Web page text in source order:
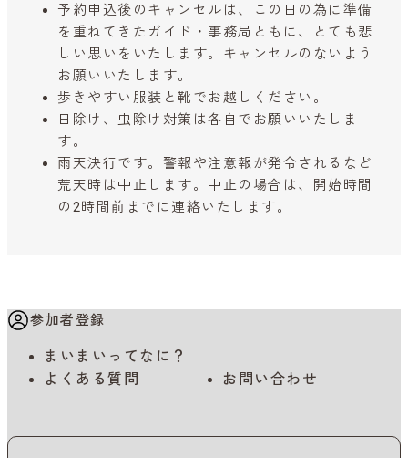
予約申込後のキャンセルは、この日の為に準備
を重ねてきたガイド・事務局ともに、とても悲
しい思いをいたします。キャンセルのないよう
お願いいたします。
歩きやすい服装と靴でお越しください。
日除け、虫除け対策は各自でお願いいたしま
す。
雨天決行です。警報や注意報が発令されるなど
荒天時は中止します。中止の場合は、開始時間
の2時間前までに連絡いたします。
参加者登録
まいまいってなに？
よくある質問
お問い合わせ